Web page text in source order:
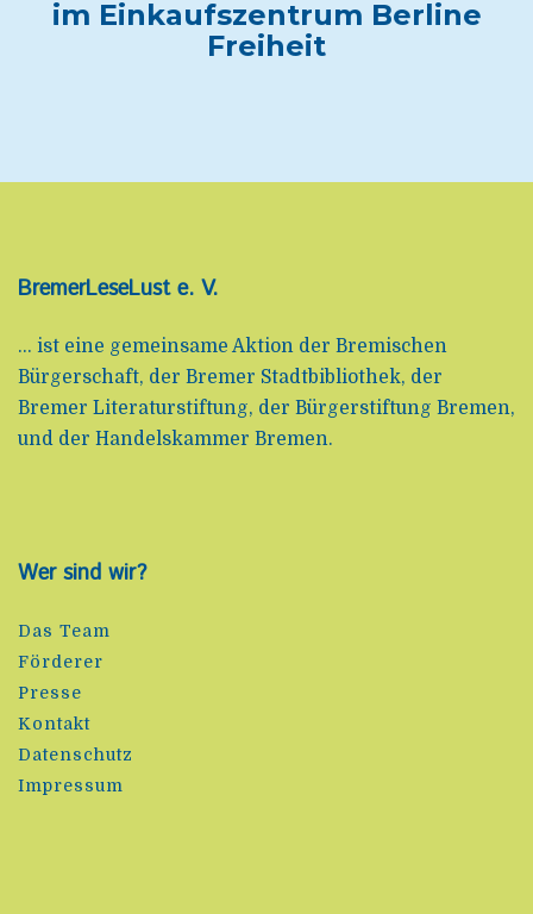
im Einkaufszentrum Berline
Freiheit
BremerLeseLust e. V.
... ist eine gemeinsame Aktion der Bremischen
Bürgerschaft, der Bremer Stadtbibliothek, der
Bremer Literaturstiftung, der Bürgerstiftung Bremen,
und der Handelskammer Bremen.
Wer sind wir?
Das Team
Förderer
Presse
Kontakt
Datenschutz
Impressum